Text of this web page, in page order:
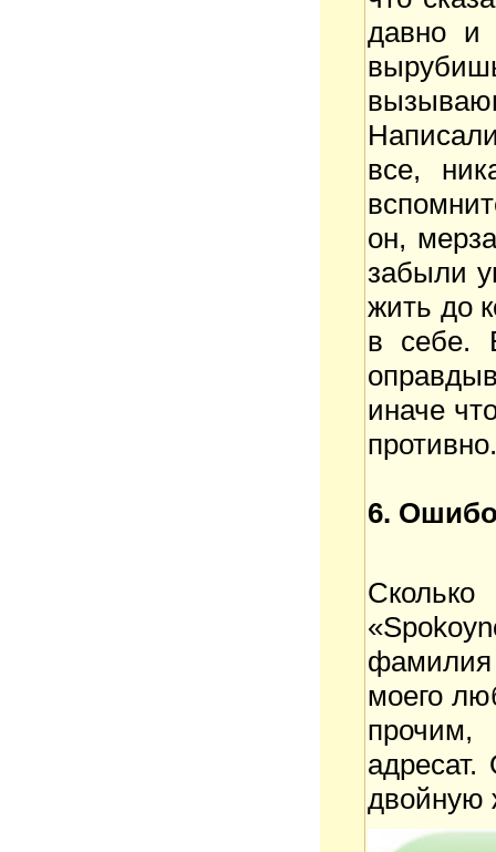
давно и
все,
он,
забыли
жить до
в себе.
иначе
противно.
6.
моего
прочим,
адресат.
двойную